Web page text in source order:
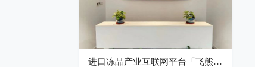
进口冻品产业互联网平台「飞熊领